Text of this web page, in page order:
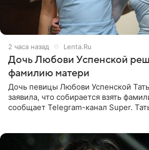
2 часа назад Lenta.Ru
Дочь Любови Успенской
фамилию матери
Дочь певицы Любови Успенской
заявила, что собирается взять
сообщает Telegram-канал Super.